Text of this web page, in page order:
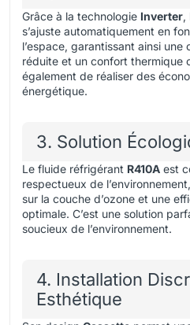
Grâce à la technologie Inverter,
s’ajuste automatiquement en
l’espace, garantissant ainsi une
réduite et un confort thermique
également de réaliser des
énergétique.
3. Solution
Le fluide réfrigérant R410A est
respectueux de
sur la couche d’ozone et une
optimale. C’est une solution
soucieux de l’environnement.
4. Installation
Esthétique